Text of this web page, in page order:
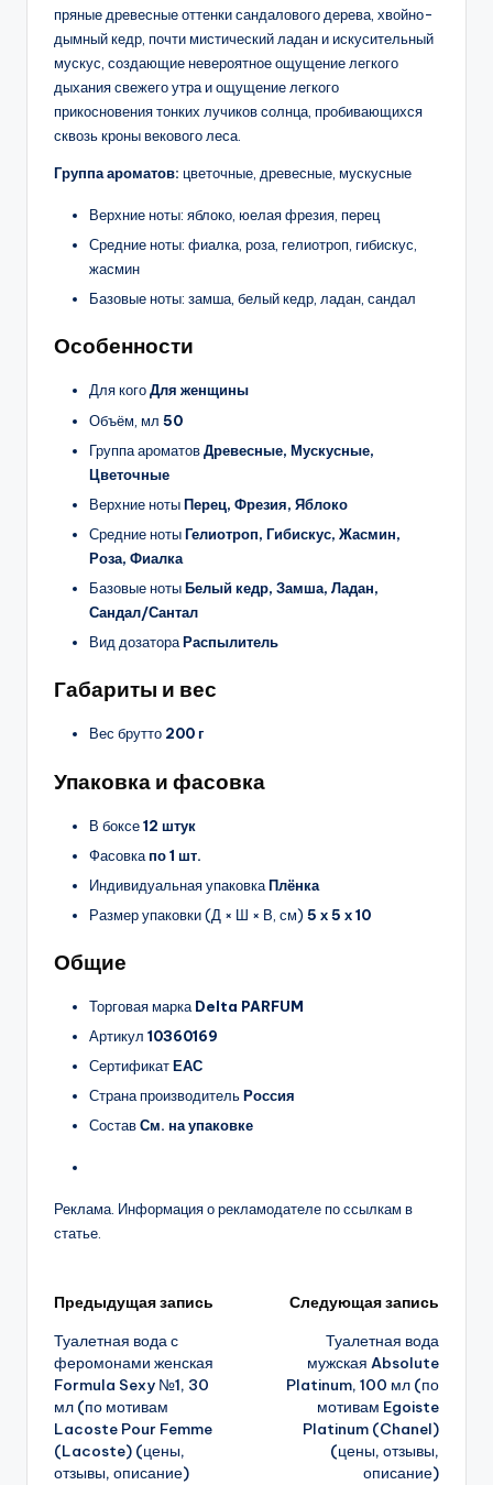
пряные древесные оттенки сандалового дерева, хвойно-
дымный кедр, почти мистический ладан и искусительный
мускус, создающие невероятное ощущение легкого
дыхания свежего утра и ощущение легкого
прикосновения тонких лучиков солнца, пробивающихся
сквозь кроны векового леса.
Группа ароматов: цветочные, древесные, мускусные
Верхние ноты: яблоко, юелая фрезия, перец
Средние ноты: фиалка, роза, гелиотроп, гибискус,
жасмин
Базовые ноты: замша, белый кедр, ладан, сандал
Особенности
Для когоДля женщины
Объём, мл 50
Группа ароматовДревесные, Мускусные,
Цветочные
Верхние нотыПерец, Фрезия, Яблоко
Средние нотыГелиотроп, Гибискус, Жасмин,
Роза, Фиалка
Базовые нотыБелый кедр, Замша, Ладан,
Сандал/Сантал
Вид дозатораРаспылитель
Габариты и вес
Вес брутто 200 г
Упаковка и фасовка
В боксе12 штук
Фасовкапо 1 шт.
Индивидуальная упаковкаПлёнка
Размер упаковки (Д × Ш × В, см) 5 х 5 х 10
Общие
Торговая марка Delta PARFUM
Артикул 10360169
СертификатЕАС
Страна производительРоссия
СоставСм. на упаковке
Реклама. Информация о рекламодателе по ссылкам в
статье.
Навигация
записи
Предыдущая запись
Туалетная вода с
феромонами женская
Formula Sexy №1, 30
мл (по мотивам
Lacoste Pour Femme
(Lacoste) (цены,
отзывы, описание)
Следующая запись
Туалетная вода
мужская Absolute
Platinum, 100 мл (по
мотивам Egoiste
Platinum (Chanel)
(цены, отзывы,
описание)